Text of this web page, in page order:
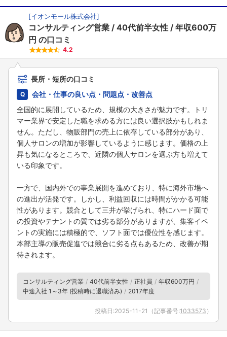
[イオンモール株式会社]
コンサルティング営業 40代前半女性
年収600万
円 の口コミ
4.2
長所・短所の口コミ
会社・仕事の良い点・問題点・改善点
全国的に展開しているため、規模の大きさが魅力です。トリ
マー業界で安定した職を求める方には良い選択肢かもしれま
せん。ただし、物販部門の売上に依存している部分があり、
個人サロンの増加が影響しているように感じます。価格の上
昇も気になるところで、近隣の個人サロンを選ぶ方も増えて
いる印象です。
一方で、国内外での事業展開を進めており、特に海外市場へ
の進出が活発です。しかし、利益回収には時間がかかる可能
性があります。競合として三井が挙げられ、特にハード面で
の投資やテナントの質では劣る部分がありますが、集客イベ
ントの実施には積極的で、ソフト面では優位性を感じます。
本部主導の販売促進では競合に劣る点もあるため、改善が期
待されます。
コンサルティング営業 40代前半女性 正社員
年収600万円
中途入社 1～3年 (投稿時に退職済み)
2017年度
投稿日:2025-11-21 （記事番号:1033573 ）